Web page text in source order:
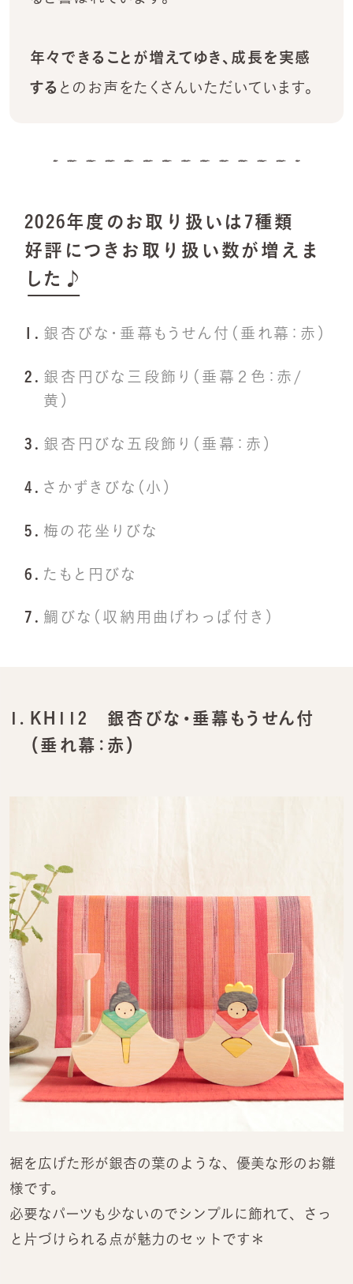
年々できることが増えてゆき、成長を実感
する とのお声をたくさんいただいています。
2026年度のお取り扱いは7種類
好評につきお取り扱い数が増えま
した♪
銀杏びな・垂幕もうせん付（垂れ幕：赤）
銀杏円びな三段飾り（垂幕２色：赤/
黄）
銀杏円びな五段飾り（垂幕：赤）
さかずきびな（小）
梅の花坐りびな
たもと円びな
鯛びな（収納用曲げわっぱ付き）
1. KH112 銀杏びな・垂幕もうせん付
（垂れ幕：赤）
裾を広げた形が銀杏の葉のような、優美な形のお雛
様です。
必要なパーツも少ないのでシンプルに飾れて、さっ
と片づけられる点が魅力のセットです＊